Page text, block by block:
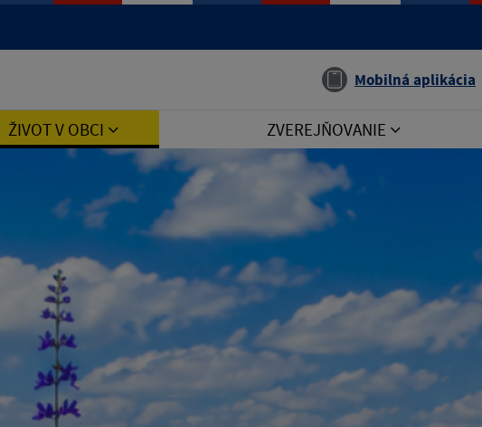
Mobilná aplikácia
ŽIVOT V OBCI ZVEREJŇOVANIE